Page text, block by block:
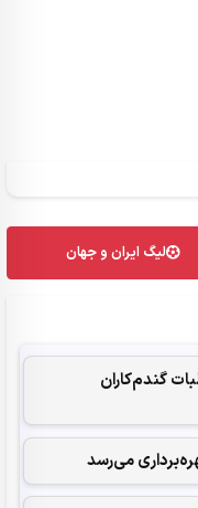
لیگ ایران و جهان
گندم‌کاران